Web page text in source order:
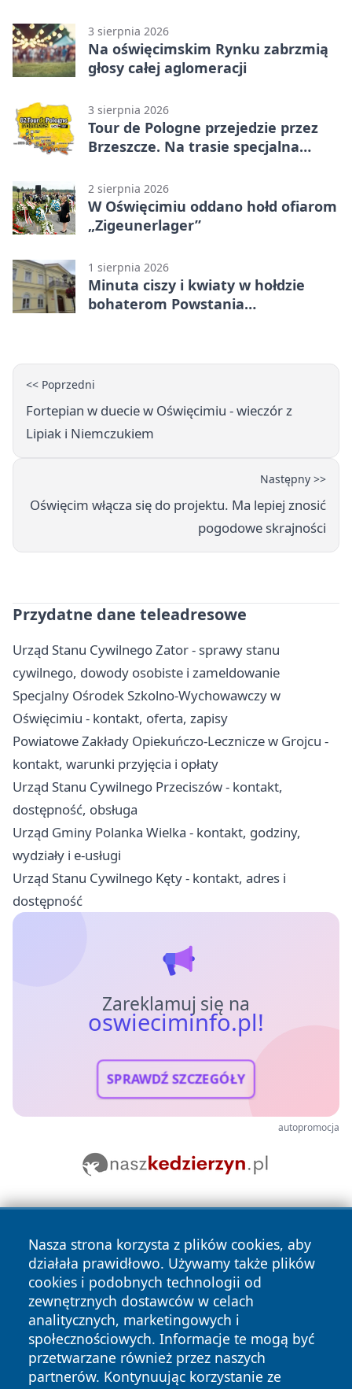
3 sierpnia 2026
Na oświęcimskim Rynku zabrzmią
głosy całej aglomeracji
3 sierpnia 2026
Tour de Pologne przejedzie przez
Brzeszcze. Na trasie specjalna
2 sierpnia 2026
W Oświęcimiu oddano hołd ofiarom
„Zigeunerlager”
1 sierpnia 2026
Minuta ciszy i kwiaty w hołdzie
bohaterom Powstania
<< Poprzedni
Fortepian w duecie w Oświęcimiu - wieczór z
Lipiak i Niemczukiem
Następny >>
Oświęcim włącza się do projektu. Ma lepiej znosić
pogodowe skrajności
Przydatne dane teleadresowe
Urząd Stanu Cywilnego Zator - sprawy stanu
cywilnego, dowody osobiste i zameldowanie
Specjalny Ośrodek Szkolno-Wychowawczy w
Oświęcimiu - kontakt, oferta, zapisy
Powiatowe Zakłady Opiekuńczo-Lecznicze w Grojcu -
kontakt, warunki przyjęcia i opłaty
Urząd Stanu Cywilnego Przeciszów - kontakt,
dostępność, obsługa
Urząd Gminy Polanka Wielka - kontakt, godziny,
wydziały i e-usługi
Urząd Stanu Cywilnego Kęty - kontakt, adres i
dostępność
Zareklamuj się na
oswieciminfo.pl!
SPRAWDŹ SZCZEGÓŁY
autopromocja
Nasza strona korzysta z plików cookies, aby
działała prawidłowo. Używamy także plików
cookies i podobnych technologii od
zewnętrznych dostawców w celach
analitycznych, marketingowych i
społecznościowych. Informacje te mogą być
przetwarzane również przez naszych
partnerów. Kontynuując korzystanie ze
Copyright © 2026 oswieciminfo.pl Wszystkie prawa
zastrzeżone.
Polityka
Polityka